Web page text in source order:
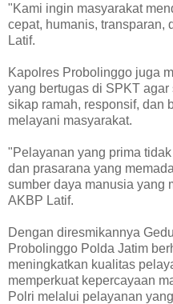
"Kami ingin masyarakat
cepat, humanis, transparan,
Latif.
Kapolres Probolinggo juga
yang bertugas di SPKT
sikap ramah, responsif, dan
melayani masyarakat.
"Pelayanan yang prima
dan prasarana yang
sumber daya manusia yang
AKBP Latif.
Dengan diresmikannya
Probolinggo Polda Jatim
meningkatkan kualitas
memperkuat kepercayaan
Polri melalui pelayanan